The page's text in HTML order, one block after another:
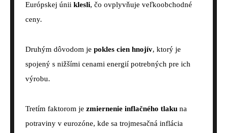
Európskej únii klesli, čo ovplyvňuje veľkoobchodné
ceny.
Druhým dôvodom je pokles cien hnojív, ktorý je
spojený s nižšími cenami energií potrebných pre ich
výrobu.
Tretím faktorom je zmiernenie inflačného tlaku na
potraviny v eurozóne, kde sa trojmesačná inflácia